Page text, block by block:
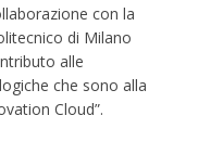
con la
di Milano
alle
che sono alla
Cloud”.